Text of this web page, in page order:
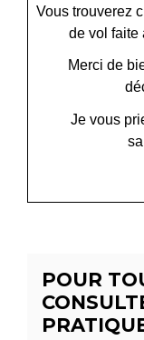
Vous trouverez
de vol faite
Merci de
Je vous
POUR